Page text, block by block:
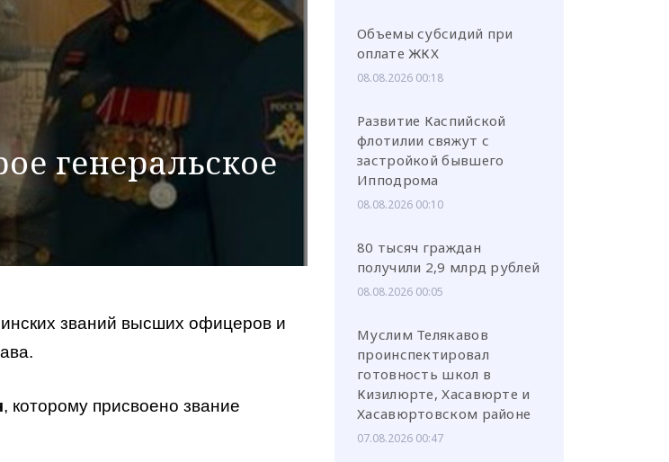
или через соц. сети
генеральское
званий высших офицеров и
, которому присвоено звание
Объемы субсидий при
оплате ЖКХ
08.08.2026 00:18
Развитие Каспийской
флотилии свяжут с
застройкой бывшего
Ипподрома
08.08.2026 00:10
80 тысяч граждан
получили 2,9 млрд рублей
08.08.2026 00:05
Муслим Телякавов
проинспектировал
готовность школ в
Кизилюрте, Хасавюрте и
Хасавюртовском районе
07.08.2026 00:47